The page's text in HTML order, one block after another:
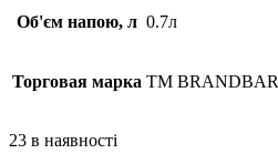
Об'єм напою, л 0.7л
Торговая марка TM BRANDBAR
23 в наявності